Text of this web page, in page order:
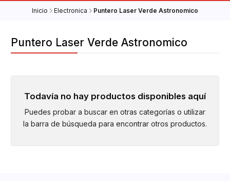
Inicio Electronica Puntero Laser Verde Astronomico
Puntero Laser Verde Astronomico
Todavía no hay productos disponibles aquí
Puedes probar a buscar en otras categorías o utilizar
la barra de búsqueda para encontrar otros productos.